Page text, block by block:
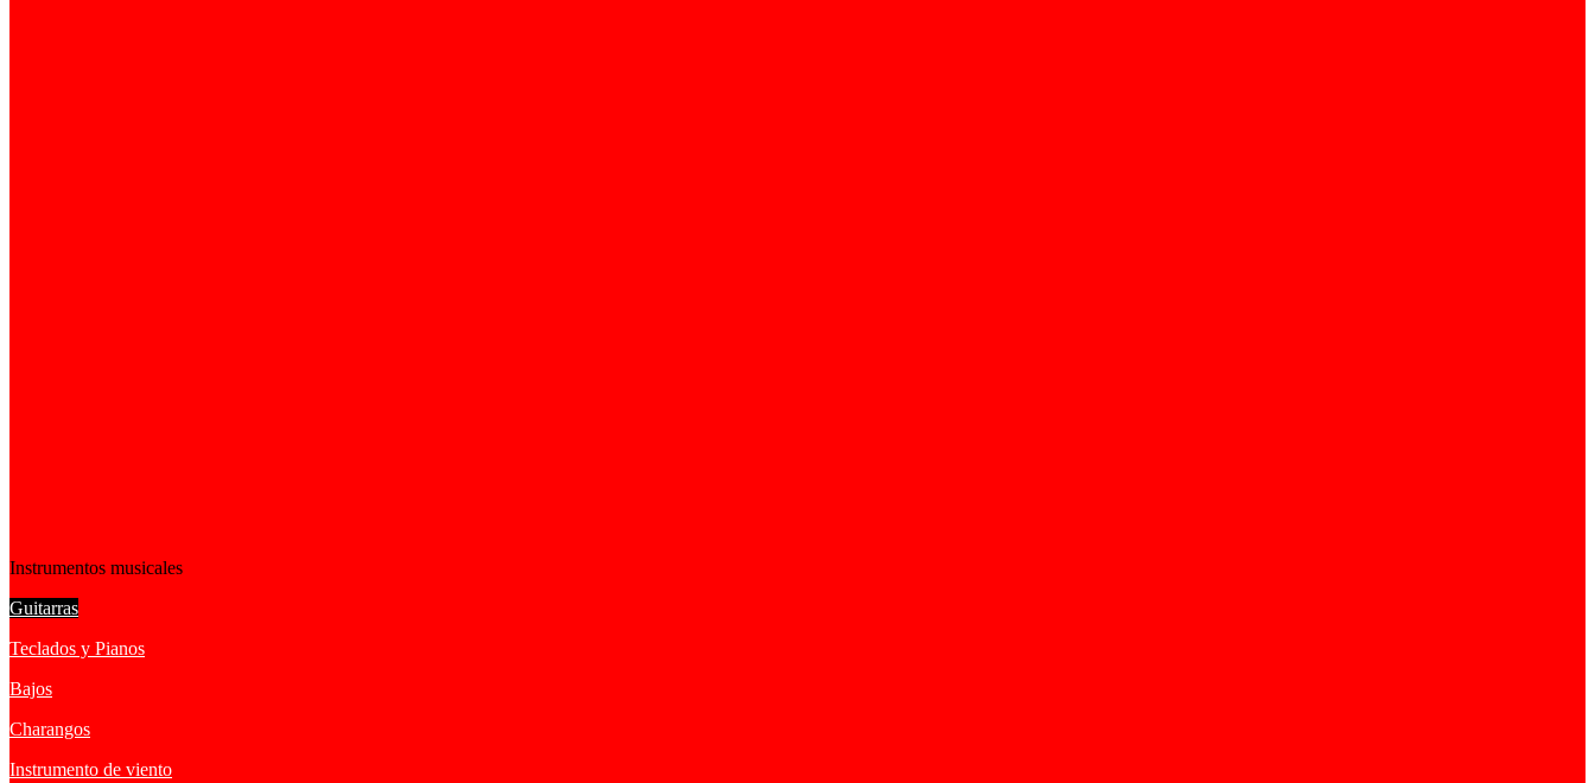
Instrumentos musicales
Guitarras
Teclados y Pianos
Bajos
Charangos
Instrumento de viento